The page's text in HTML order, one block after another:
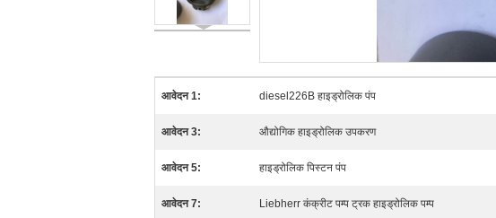
आवेदन 1: diesel226B हाइड्रोलिक पंप
आवेदन 3: औद्योगिक हाइड्रोलिक उपकरण
आवेदन 5: हाइड्रोलिक पिस्टन पंप
आवेदन 7: Liebherr कंक्रीट पम्प ट्रक हाइड्रोलिक पम्प